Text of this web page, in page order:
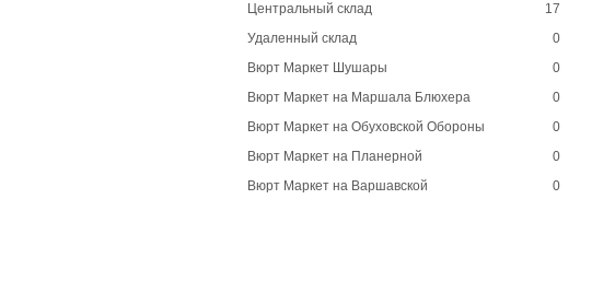
Центральный склад
17
Удаленный склад
0
Вюрт Маркет Шушары
0
Вюрт Маркет на Маршала Блюхера
0
Вюрт Маркет на Обуховской Обороны
0
Вюрт Маркет на Планерной
0
Вюрт Маркет на Варшавской
0